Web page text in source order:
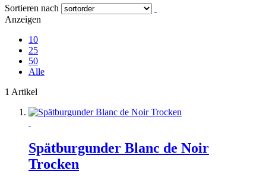
Sortieren nach
Anzeigen
10
25
50
Alle
1 Artikel
Spätburgunder Blanc de Noir
Trocken